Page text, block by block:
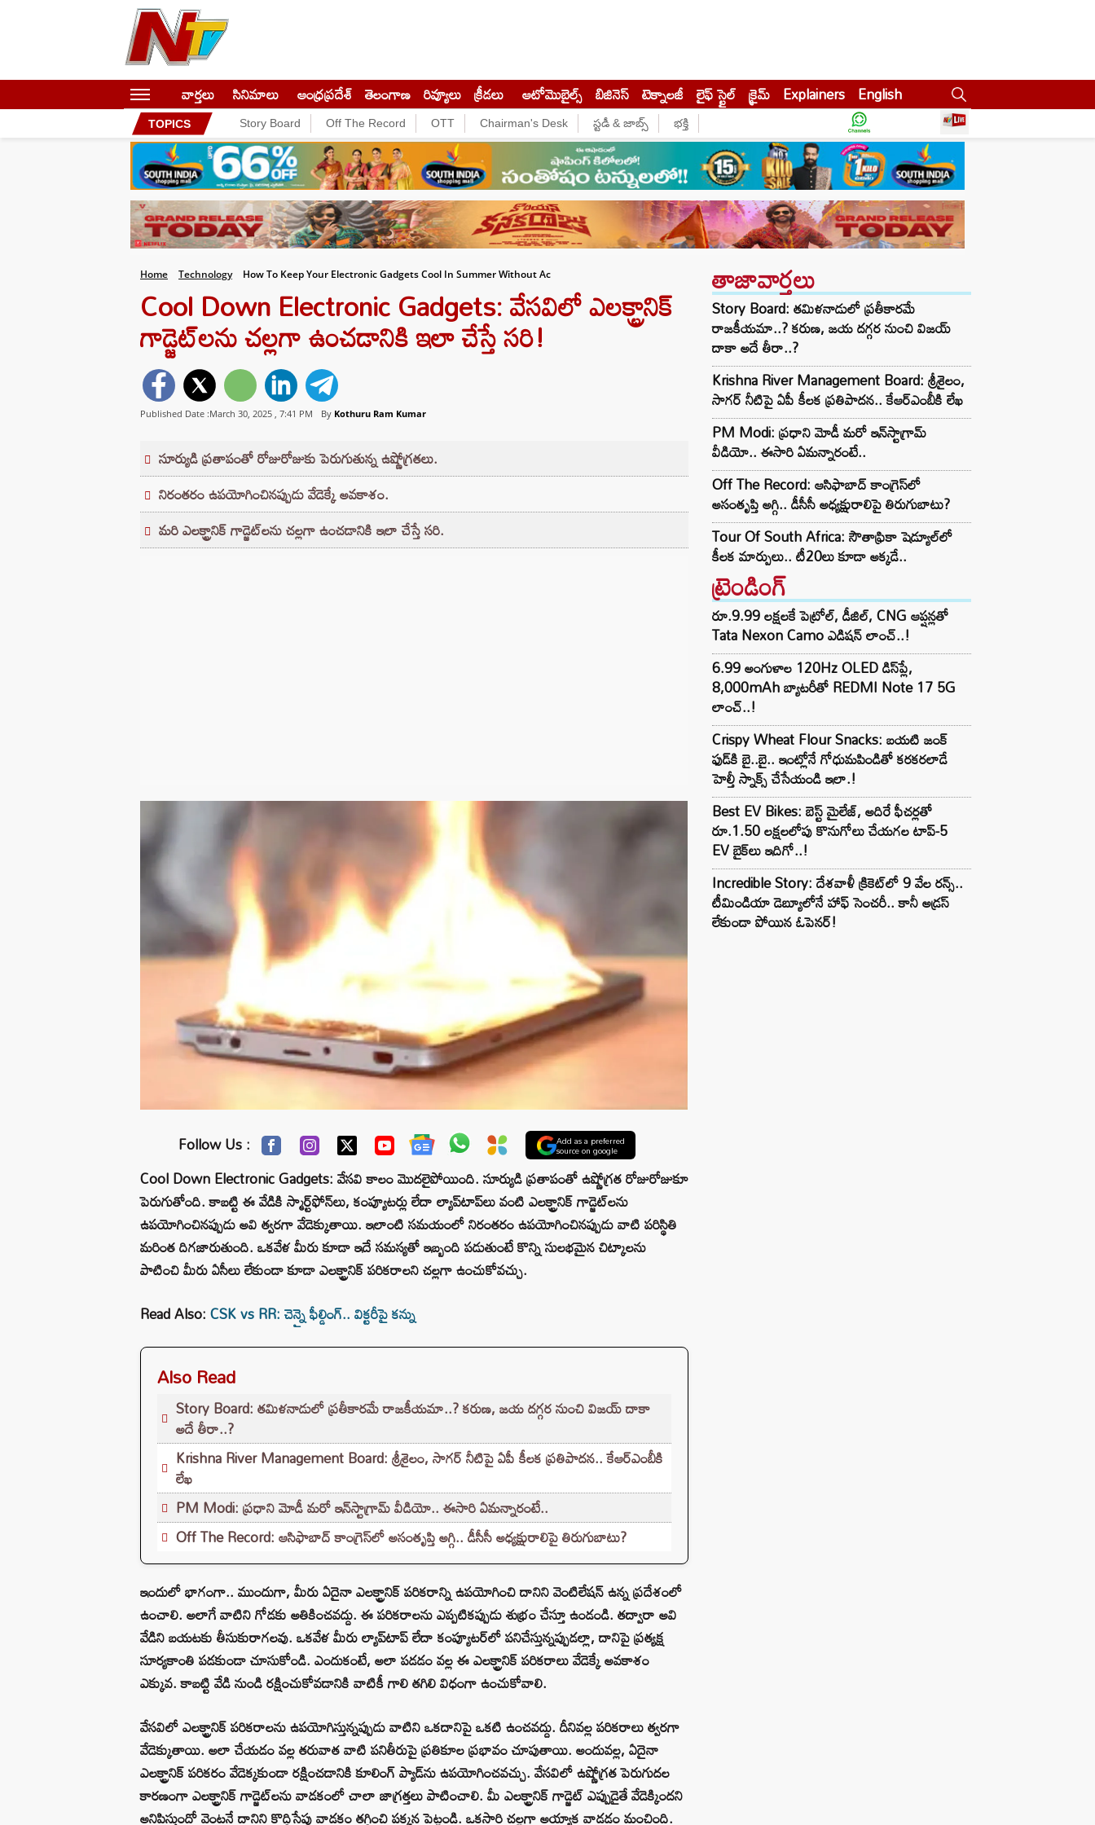
వార్తలు సినిమాలు ఆంధ్రప్రదేశ్ తెలంగాణ రివ్యూలు క్రీడలు ఆటోమొబైల్స్ బిజినెస్‌ టెక్నాలజీ లైఫ్ స్టైల్ క్రైమ్ Explainers English
TOPICS Story Board Off The Record OTT Chairman's Desk స్టడీ & జాబ్స్ భక్తి
Home Technology How To Keep Your Electronic Gadgets Cool In Summer Without Ac
Cool Down Electronic Gadgets: వేసవిలో ఎలక్ట్రానిక్
గాడ్జెట్‌లను చల్లగా ఉంచడానికి ఇలా చేస్తే సరి!
Published Date :March 30, 2025 , 7:41 PM By Kothuru Ram Kumar
సూర్యుడి ప్రతాపంతో రోజురోజుకు పెరుగుతున్న ఉష్ణోగ్రతలు.
నిరంతరం ఉపయోగించినప్పుడు వేడెక్కే అవకాశం.
మరి ఎలక్ట్రానిక్ గాడ్జెట్‌లను చల్లగా ఉంచడానికి ఇలా చేస్తే సరి.
Follow Us : Add as a preferred
source on google
Cool Down Electronic Gadgets: వేసవి కాలం మొదలైపోయింది. సూర్యుడి ప్రతాపంతో ఉష్ణోగ్రత రోజురోజుకూ
పెరుగుతోంది. కాబట్టి ఈ వేడికి స్మార్ట్‌ఫోన్‌లు, కంప్యూటర్లు లేదా ల్యాప్‌టాప్‌లు వంటి ఎలక్ట్రానిక్ గాడ్జెట్‌లను
ఉపయోగించినప్పుడు అవి త్వరగా వేడెక్కుతాయి. ఇలాంటి సమయంలో నిరంతరం ఉపయోగించినప్పుడు వాటి పరిస్థితి
మరింత దిగజారుతుంది. ఒకవేళ మీరు కూడా ఇదే సమస్యతో ఇబ్బంది పడుతుంటే కొన్ని సులభమైన చిట్కాలను
పాటించి మీరు ఏసీలు లేకుండా కూడా ఎలక్ట్రానిక్ పరికరాలని చల్లగా ఉంచుకోవచ్చు.
Read Also:CSK vs RR: చెన్నై ఫీల్డింగ్.. విక్టరీపై కన్ను
Also Read
Story Board: తమిళనాడులో ప్రతీకారమే రాజకీయమా..? కరుణ, జయ దగ్గర నుంచి విజయ్ దాకా
అదే తీరా..?
Krishna River Management Board: శ్రీశైలం, సాగర్ నీటిపై ఏపీ కీలక ప్రతిపాదన.. కేఆర్ఎంబీకి
లేఖ
PM Modi: ప్రధాని మోడీ మరో ఇన్‌స్టాగ్రామ్ వీడియో.. ఈసారి ఏమన్నారంటే..
Off The Record: ఆసిఫాబాద్ కాంగ్రెస్‌లో అసంతృప్తి అగ్గి.. డీసీసీ అధ్యక్షురాలిపై తిరుగుబాటు?
ఇందులో భాగంగా.. ముందుగా, మీరు ఏదైనా ఎలక్ట్రానిక్ పరికరాన్ని ఉపయోగించి దానిని వెంటిలేషన్ ఉన్న ప్రదేశంలో
ఉంచాలి. అలాగే వాటిని గోడకు అతికించవద్దు. ఈ పరికరాలను ఎప్పటికప్పుడు శుభ్రం చేస్తూ ఉండండి. తద్వారా అవి
వేడిని బయటకు తీసుకురాగలవు. ఒకవేళ మీరు ల్యాప్‌టాప్ లేదా కంప్యూటర్‌లో పనిచేస్తున్నప్పుడల్లా, దానిపై ప్రత్యక్ష
సూర్యకాంతి పడకుండా చూసుకోండి. ఎందుకంటే, అలా పడడం వల్ల ఈ ఎలక్ట్రానిక్ పరికరాలు వేడెక్కే అవకాశం
ఎక్కువ. కాబట్టి వేడి నుండి రక్షించుకోవడానికి వాటికీ గాలి తగిలి విధంగా ఉంచుకోవాలి.
వేసవిలో ఎలక్ట్రానిక్ పరికరాలను ఉపయోగిస్తున్నప్పుడు వాటిని ఒకదానిపై ఒకటి ఉంచవద్దు. దీనివల్ల పరికరాలు త్వరగా
వేడెక్కుతాయి. అలా చేయడం వల్ల తరువాత వాటి పనితీరుపై ప్రతికూల ప్రభావం చూపుతాయి. అందువల్ల, ఏదైనా
ఎలక్ట్రానిక్ పరికరం వేడెక్కకుండా రక్షించడానికి కూలింగ్ ప్యాడ్‌ను ఉపయోగించవచ్చు. వేసవిలో ఉష్ణోగ్రత పెరుగుదల
కారణంగా ఎలక్ట్రానిక్ గాడ్జెట్‌లను వాడకంలో చాలా జాగ్రత్తలు పాటించాలి. మీ ఎలక్ట్రానిక్ గాడ్జెట్‌ ఎప్పుడైతే వేడెక్కిందని
అనిపిస్తుందో వెంటనే దానిని కొద్దిసేపు వాడకం తగ్గించి పక్కన పెట్టండి. ఒకసారి చల్లగా అయ్యాక వాడడం మంచింది.
తాజావార్తలు
Story Board: తమిళనాడులో ప్రతీకారమే
రాజకీయమా..? కరుణ, జయ దగ్గర నుంచి విజయ్
దాకా అదే తీరా..?
Krishna River Management Board: శ్రీశైలం,
సాగర్ నీటిపై ఏపీ కీలక ప్రతిపాదన.. కేఆర్ఎంబీకి లేఖ
PM Modi: ప్రధాని మోడీ మరో ఇన్‌స్టాగ్రామ్
వీడియో.. ఈసారి ఏమన్నారంటే..
Off The Record: ఆసిఫాబాద్ కాంగ్రెస్‌లో
అసంతృప్తి అగ్గి.. డీసీసీ అధ్యక్షురాలిపై తిరుగుబాటు?
Tour Of South Africa: సౌతాఫ్రికా షెడ్యూల్‌లో
కీలక మార్పులు.. టీ20లు కూడా అక్కడే..
ట్రెండింగ్‌
రూ.9.99 లక్షలకే పెట్రోల్, డీజిల్, CNG ఆప్షన్లతో
Tata Nexon Camo ఎడిషన్ లాంచ్..!
6.99 అంగుళాల 120Hz OLED డిస్‌ప్లే,
8,000mAh బ్యాటరీతో REDMI Note 17 5G
లాంచ్..!
Crispy Wheat Flour Snacks: బయటి జంక్
ఫుడ్‌కి బై..బై.. ఇంట్లోనే గోధుమపిండితో కరకరలాడే
హెల్తీ స్నాక్స్ చేసేయండి ఇలా.!
Best EV Bikes: బెస్ట్ మైలేజ్, అదిరే ఫీచర్లతో
రూ.1.50 లక్షలలోపు కొనుగోలు చేయగల టాప్-5
EV బైక్‌లు ఇదిగో..!
Incredible Story: దేశవాళీ క్రికెట్‌లో 9 వేల రన్స్..
టీమిండియా డెబ్యూలోనే హాఫ్ సెంచరీ.. కానీ అడ్రస్
లేకుండా పోయిన ఓపెనర్!